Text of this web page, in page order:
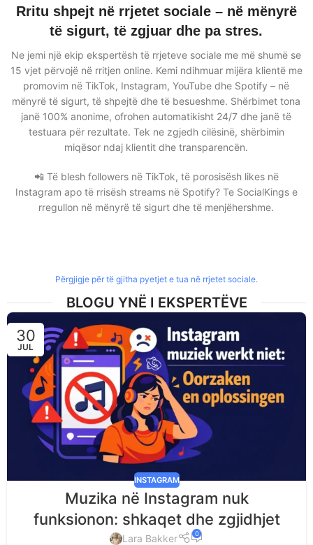
Rritu shpejt në rrjetet sociale – në mënyrë
të sigurt, të zgjuar dhe pa stres.
Ne jemi një ekip ekspertësh të rrjeteve sociale me më shumë se
15 vjet përvojë në rritjen online. Kemi ndihmuar mijëra klientë me
promovim në TikTok, Instagram, YouTube dhe Spotify – në
mënyrë të sigurt, të shpejtë dhe të besueshme. Shërbimet tona
janë 100% anonime, ofrohen automatikisht 24/7 dhe janë të
testuara për rezultate. Tek ne zgjedh cilësinë, shërbimin
miqësor ndaj klientit dhe transparencën.
📲 Të blesh followers në TikTok, të porosisësh likes në
Instagram apo të rrisësh streams në Spotify? Te SocialKings e
rregullon në mënyrë të sigurt dhe të menjëhershme.
Përgjigje për të gjitha pyetjet e tua në rrjetet sociale.
BLOGU YNË I EKSPERTËVE
30
JUL
INSTAGRAM
Muzika në Instagram nuk
funksionon: shkaqet dhe zgjidhjet
Lara Bakker 0